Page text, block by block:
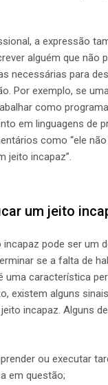
a expressão
alguém que não
necessárias para
Por exemplo, se
como
em linguagens de
como “ele
jeito incapaz”.
um jeito
incapaz pode ser um
se a falta de
uma característica
existem alguns
incapaz. Alguns
ou executar
em questão;